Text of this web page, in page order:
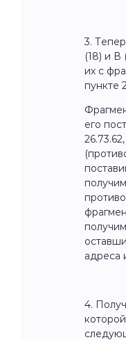
3.
(18) и В
их с
пункте
его
адреса
4.